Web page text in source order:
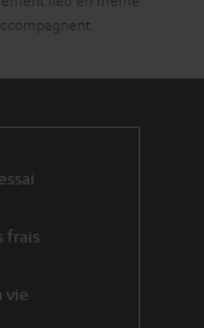
frais
vie